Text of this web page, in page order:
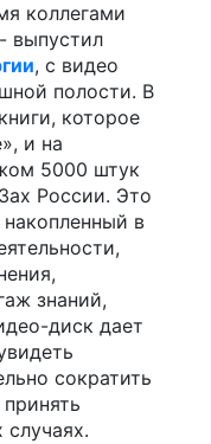
коллегами
выпустил
, с видео
полости. В
которое
и на
5000 штук
России. Это
в
знаний,
диск дает
сократить